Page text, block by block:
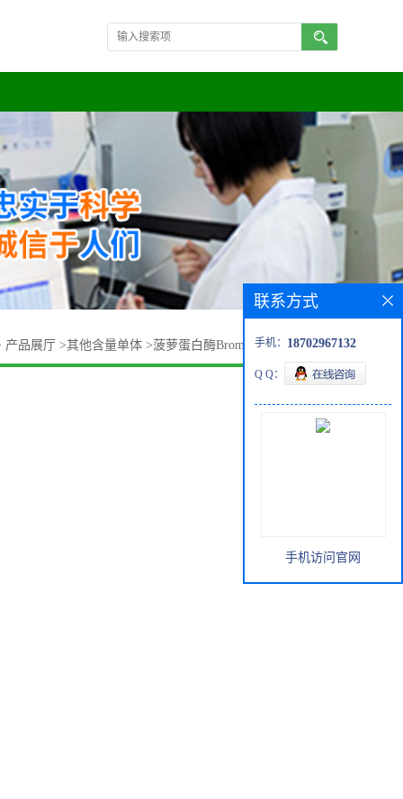
产品展厅 >其他含量单体 >菠萝蛋白酶Bromelain20万U/g活性
联系方式
手机： 18702967132
Q Q：
手机访问官网